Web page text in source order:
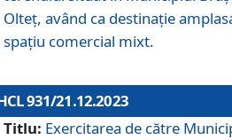
Olteț, având ca destinație
spațiu comercial mixt.
931/21.12.2023
Titlu: Exercitarea de către